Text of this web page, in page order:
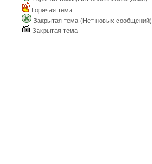
Горячая тема
Закрытая тема (Нет новых сообщений)
Закрытая тема